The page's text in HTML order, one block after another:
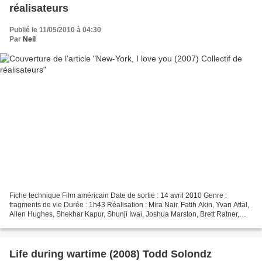
réalisateurs
Publié le 11/05/2010 à 04:30
Par Neil
Fiche technique Film américain Date de sortie : 14 avril 2010 Genre :
fragments de vie Durée : 1h43 Réalisation : Mira Nair, Fatih Akin, Yvan Attal,
Allen Hughes, Shekhar Kapur, Shunji Iwai, Joshua Marston, Brett Ratner,
Life during wartime (2008) Todd Solondz